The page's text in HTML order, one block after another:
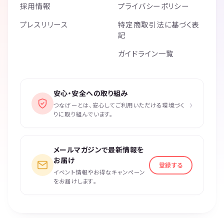
採用情報
プレスリリース
プライバシーポリシー
特定商取引法に基づく表
記
ガイドライン一覧
安心・安全への取り組み
つなげーとは、安心してご利用いただける環境づく
りに取り組んでいます。
›
メールマガジンで最新情報を
お届け
イベント情報やお得なキャンペーン
をお届けします。
登録する